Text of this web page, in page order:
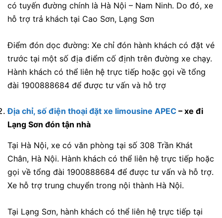
có tuyến đường chính là Hà Nội – Nam Ninh. Do đó, xe
hỗ trợ trả khách tại Cao Sơn, Lạng Sơn
Điểm đón dọc đường: Xe chỉ đón hành khách có đặt vé
trước tại một số địa điểm cố định trên đường xe chạy.
Hành khách có thể liên hệ trực tiếp hoặc gọi về tổng
đài 1900888684 để được tư vấn và hỗ trợ
Địa chỉ, số điện thoại đặt xe limousine APEC – xe đi
Lạng Sơn đón tận nhà
Tại Hà Nội, xe có văn phòng tại số 308 Trần Khát
Chân, Hà Nội. Hành khách có thể liên hệ trực tiếp hoặc
gọi về tổng đài 1900888684 để được tư vấn và hỗ trợ.
Xe hỗ trợ trung chuyển trong nội thành Hà Nội.
Tại Lạng Sơn, hành khách có thể liên hệ trực tiếp tại